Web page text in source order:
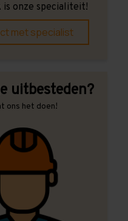
is onze specialiteit!
met specialist
uitbesteden?
ons het doen!